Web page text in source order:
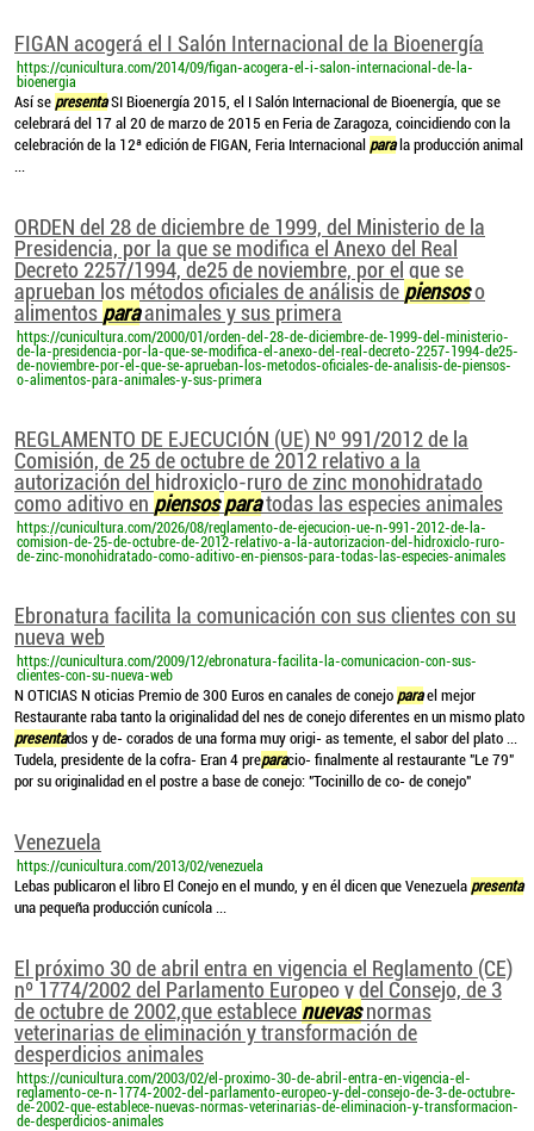
FIGAN acogerá el I Salón Internacional de la Bioenergía
https://cunicultura.com/2014/09/figan-acogera-el-i-salon-internacional-de-la-
bioenergia
Así se presentaSI Bioenergía 2015, el I Salón Internacional de Bioenergía, que se
celebrará del 17 al 20 de marzo de 2015 en Feria de Zaragoza, coincidiendo con la
celebración de la 12ª edición de FIGAN, Feria Internacional parala producción animal
...
ORDEN del 28 de diciembre de 1999, del Ministerio de la
Presidencia, por la que se modifica el Anexo del Real
Decreto 2257/1994, de25 de noviembre, por el que se
aprueban los métodos oficiales de análisis de piensoso
alimentos paraanimales y sus primera
https://cunicultura.com/2000/01/orden-del-28-de-diciembre-de-1999-del-ministerio-
de-la-presidencia-por-la-que-se-modifica-el-anexo-del-real-decreto-2257-1994-de25-
de-noviembre-por-el-que-se-aprueban-los-metodos-oficiales-de-analisis-de-piensos-
o-alimentos-para-animales-y-sus-primera
REGLAMENTO DE EJECUCIÓN (UE) Nº 991/2012 de la
Comisión, de 25 de octubre de 2012 relativo a la
autorización del hidroxiclo-ruro de zinc monohidratado
como aditivo en piensos paratodas las especies animales
https://cunicultura.com/2026/08/reglamento-de-ejecucion-ue-n-991-2012-de-la-
comision-de-25-de-octubre-de-2012-relativo-a-la-autorizacion-del-hidroxiclo-ruro-
de-zinc-monohidratado-como-aditivo-en-piensos-para-todas-las-especies-animales
Ebronatura facilita la comunicación con sus clientes con su
nueva web
https://cunicultura.com/2009/12/ebronatura-facilita-la-comunicacion-con-sus-
clientes-con-su-nueva-web
N OTICIAS N oticias Premio de 300 Euros en canales de conejo parael mejor
Restaurante raba tanto la originalidad del nes de conejo diferentes en un mismo plato
presentados y de- corados de una forma muy origi- as temente, el sabor del plato ...
Tudela, presidente de la cofra- Eran 4 preparacio- finalmente al restaurante "Le 79"
por su originalidad en el postre a base de conejo: "Tocinillo de co- de conejo"
Venezuela
https://cunicultura.com/2013/02/venezuela
Lebas publicaron el libro El Conejo en el mundo, y en él dicen que Venezuela presenta
una pequeña producción cunícola ...
El próximo 30 de abril entra en vigencia el Reglamento (CE)
nº 1774/2002 del Parlamento Europeo y del Consejo, de 3
de octubre de 2002,que establece nuevasnormas
veterinarias de eliminación y transformación de
desperdicios animales
https://cunicultura.com/2003/02/el-proximo-30-de-abril-entra-en-vigencia-el-
reglamento-ce-n-1774-2002-del-parlamento-europeo-y-del-consejo-de-3-de-octubre-
de-2002-que-establece-nuevas-normas-veterinarias-de-eliminacion-y-transformacion-
de-desperdicios-animales